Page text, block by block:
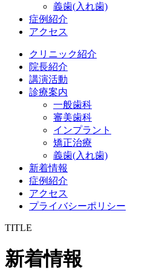
義歯(入れ歯)
症例紹介
アクセス
クリニック紹介
院長紹介
講演活動
診療案内
一般歯科
審美歯科
インプラント
矯正治療
義歯(入れ歯)
新着情報
症例紹介
アクセス
プライバシーポリシー
TITLE
新着情報